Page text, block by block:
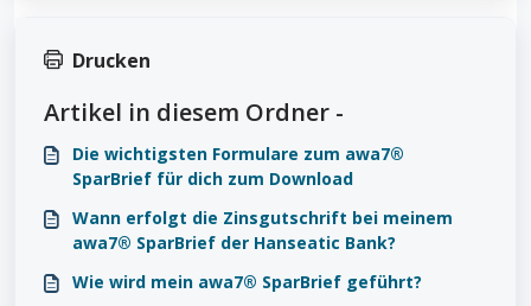
Drucken
Artikel in diesem Ordner -
Die wichtigsten Formulare zum awa7®
SparBrief für dich zum Download
Wann erfolgt die Zinsgutschrift bei meinem
awa7® SparBrief der Hanseatic Bank?
Wie wird mein awa7® SparBrief geführt?